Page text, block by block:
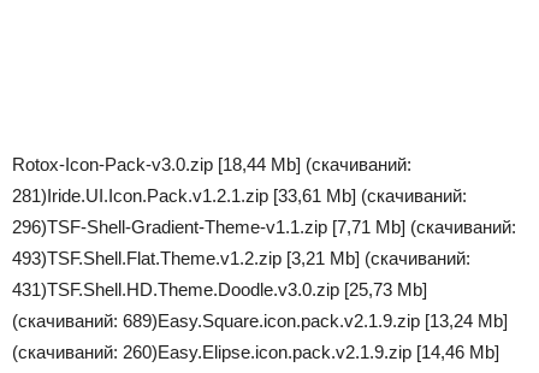
Rotox-Icon-Pack-v3.0.zip [18,44 Mb] (cкачиваний:
281)Iride.UI.Icon.Pack.v1.2.1.zip [33,61 Mb] (cкачиваний:
296)TSF-Shell-Gradient-Theme-v1.1.zip [7,71 Mb] (cкачиваний:
493)TSF.Shell.Flat.Theme.v1.2.zip [3,21 Mb] (cкачиваний:
431)TSF.Shell.HD.Theme.Doodle.v3.0.zip [25,73 Mb]
(cкачиваний: 689)Easy.Square.icon.pack.v2.1.9.zip [13,24 Mb]
(cкачиваний: 260)Easy.Elipse.icon.pack.v2.1.9.zip [14,46 Mb]